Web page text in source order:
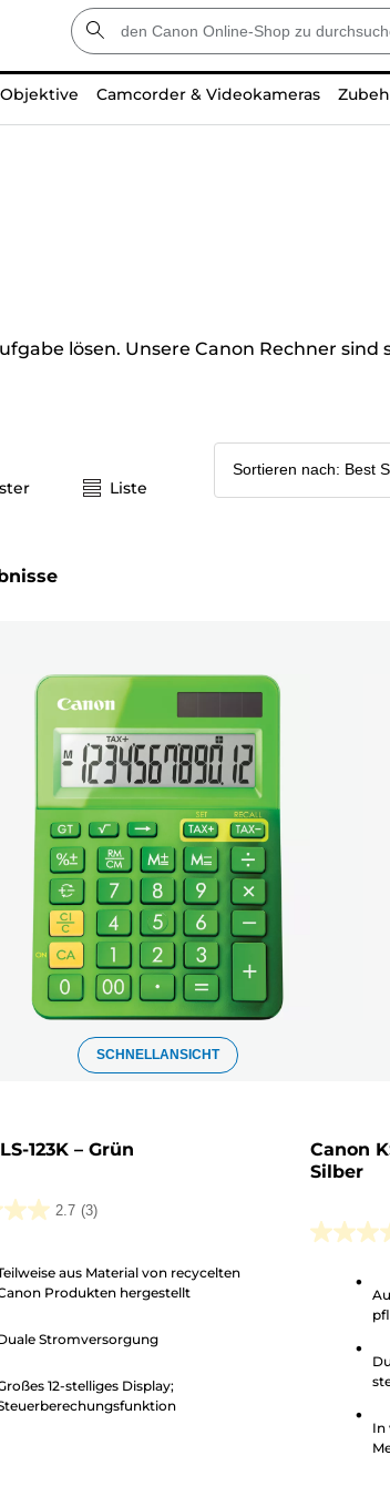
Objektive Camcorder & Videokameras
lösen. Unsere Canon Rechner
Liste
SCHNELLANSICHT
123K – Grün
2.7 (3)
aus Material von recycelten
Produkten hergestellt
Stromversorgung
12-stelliges Display;
Canon
Silber
0.0
Sternen.
In